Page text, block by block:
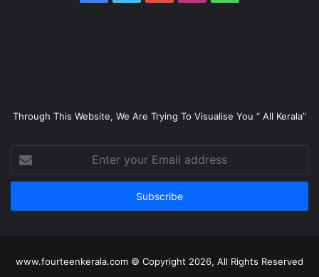
Through This Website, We Are Trying To Visualise You “ All Kerala”
your
Email
www.fourteenkerala.com © Copyright 2026, All Rights Reserved